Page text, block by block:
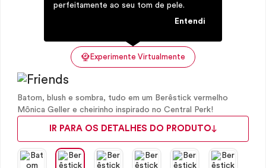
Experimente Virtualmente
perfeitamente ao seu tom de pele.
Entendi
Batom, blush e sombra, tudo em um Berêstick vermelho
Mônica Geller e cheirinho inspirado no Central Perk!
IR PARA OS DETALHES DO PRODUTO